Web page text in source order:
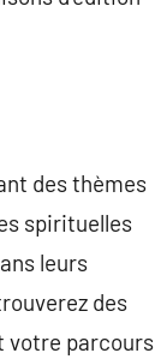
des thèmes
spirituelles
leurs
des
votre parcours